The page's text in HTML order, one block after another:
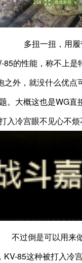
多扭一扭，用
的性能，称不上
外，就没什么优
。大概这也是WG
入冷宫眼不见心不
不过倒是可以用来
KV-85这种被打入